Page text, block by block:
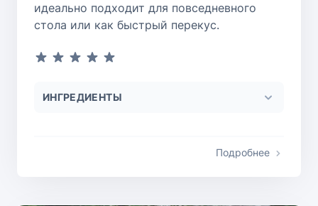
идеально подходит для повседневного
стола или как быстрый перекус.
ИНГРЕДИЕНТЫ
Подробнее